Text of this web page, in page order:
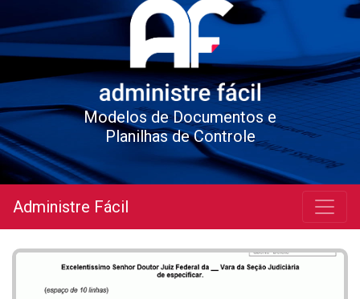
Modelos de Documentos e
Planilhas de Controle
Administre Fácil